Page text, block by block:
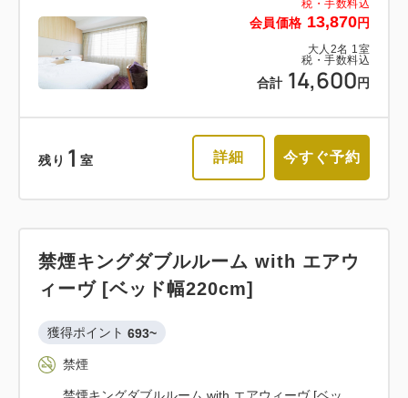
税・手数料込
会員価格 13,870円
大人 2名 1室
税・手数料込
合計 14,600 円
残り 1 室 詳細 今すぐ予約
禁煙キングダブルルーム with エアウ
ィーヴ [ベッド幅220cm]
獲得ポイント 693~
禁煙